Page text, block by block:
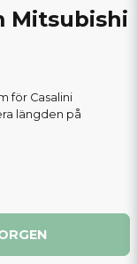
Mitsubishi
för Casalini
längden på